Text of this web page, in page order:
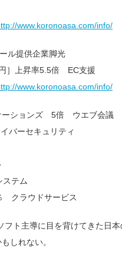
www.koronoasa.com/info/
ル提供企業脚光
］上昇率5.5倍 EC支援
www.koronoasa.com/info/
ーションズ 5倍 ウエブ会議
バーセキュリティ
テム
クラウドサービス
フト主導に目を背けてきた日
しれない。